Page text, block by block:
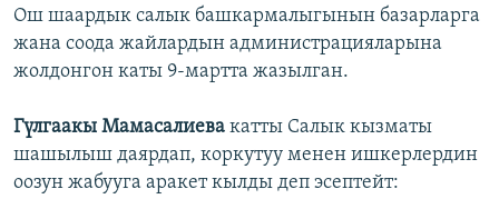
Ош шаардык салык башкармалыгынын базарларга
жана соода жайлардын администрацияларына
жолдонгон каты 9-мартта жазылган.
Гүлгаакы Мамасалиева катты Салык кызматы
шашылыш даярдап, коркутуу менен ишкерлердин
оозун жабууга аракет кылды деп эсептейт: